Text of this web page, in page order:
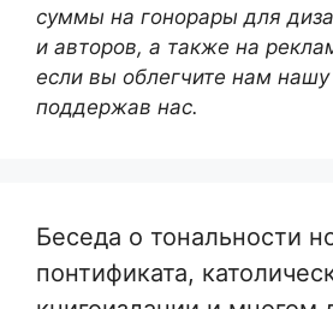
суммы на гонорары для
и авторов, а также на
если вы облегчите нам нашу
поддержав нас.
Беседа о тональности
понтификата,